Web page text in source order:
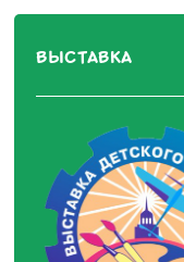
ВЫСТАВКА